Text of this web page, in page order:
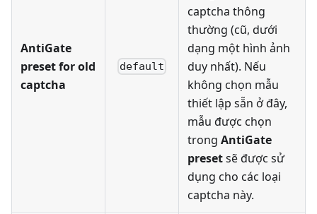
AntiGate
preset for old
captcha
default
captcha thông
thường (cũ, dưới
dạng một hình ảnh
duy nhất). Nếu
không chọn mẫu
thiết lập sẵn ở đây,
mẫu được chọn
trong AntiGate
presetsẽ được sử
dụng cho các loại
captcha này.